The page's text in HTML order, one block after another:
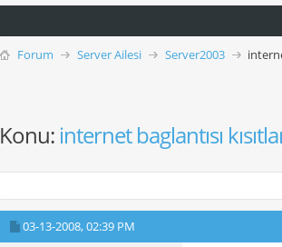
Forum Server Ailesi Server2003
Konu: internet baglantısı
03-13-2008,02:39 PM